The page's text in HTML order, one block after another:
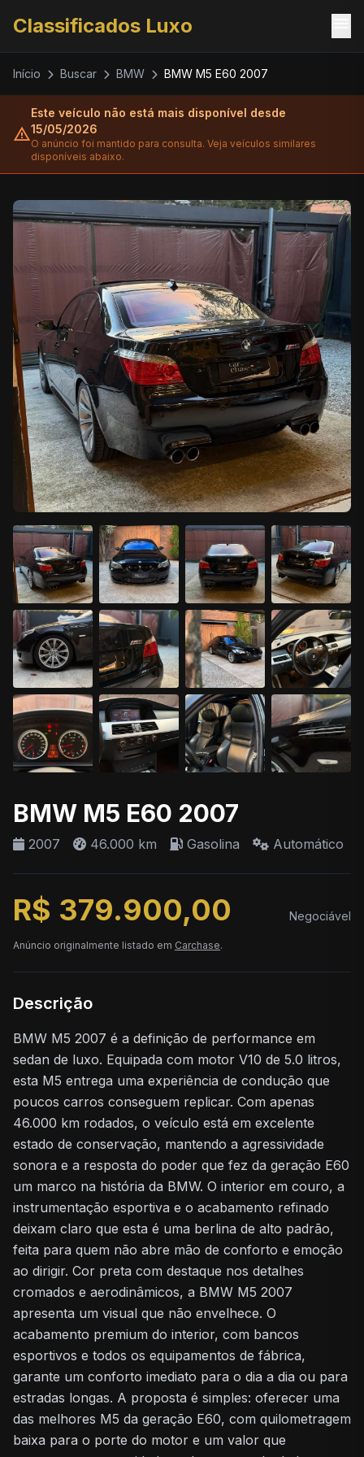
Classificados Luxo
Início Buscar BMW BMW M5 E60 2007
warning
Este veículo não está mais disponível desde
15/05/2026
O anúncio foi mantido para consulta. Veja veículos similares
disponíveis abaixo.
BMW M5 E60 2007
2007 46.000 km Gasolina Automático
R$ 379.900,00 Negociável
Anúncio originalmente listado em Carchase.
Descrição
BMW M5 2007 é a definição de performance em
sedan de luxo. Equipada com motor V10 de 5.0 litros,
esta M5 entrega uma experiência de condução que
poucos carros conseguem replicar. Com apenas
46.000 km rodados, o veículo está em excelente
estado de conservação, mantendo a agressividade
sonora e a resposta do poder que fez da geração E60
um marco na história da BMW. O interior em couro, a
instrumentação esportiva e o acabamento refinado
deixam claro que esta é uma berlina de alto padrão,
feita para quem não abre mão de conforto e emoção
ao dirigir. Cor preta com destaque nos detalhes
cromados e aerodinâmicos, a BMW M5 2007
apresenta um visual que não envelhece. O
acabamento premium do interior, com bancos
esportivos e todos os equipamentos de fábrica,
garante um conforto imediato para o dia a dia ou para
estradas longas. A proposta é simples: oferecer uma
das melhores M5 da geração E60, com quilometragem
baixa para o porte do motor e um valor que